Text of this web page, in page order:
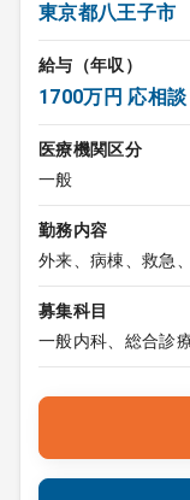
東京都八王子市
給与（年収）
1700万円 応相談
医療機関区分
一般
勤務内容
外来、病棟、救急
募集科目
一般内科、総合診